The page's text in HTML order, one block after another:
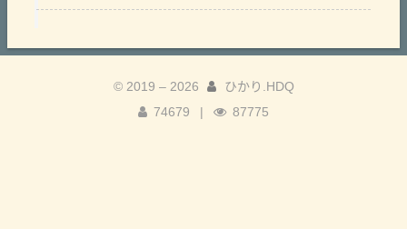
© 2019 – 2026
ひかり.HDQ
74679
| 87775